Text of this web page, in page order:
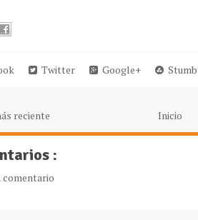
Twitter Google+
reciente Inicio
:
comentario